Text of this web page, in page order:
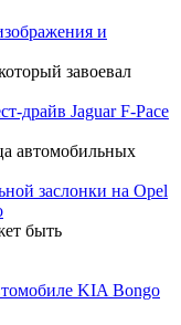
и
завоевал
драйв Jaguar F-Pace
автомобильных
заслонки на Opel
быть
KIA Bongo